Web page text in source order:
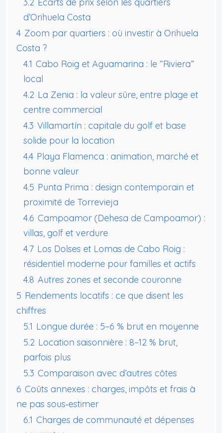
d’Orihuela Costa
4 Zoom par quartiers : où investir à Orihuela
Costa ?
4.1 Cabo Roig et Aguamarina : le “Riviera”
local
4.2 La Zenia : la valeur sûre, entre plage et
centre commercial
4.3 Villamartín : capitale du golf et base
solide pour la location
4.4 Playa Flamenca : animation, marché et
bonne valeur
4.5 Punta Prima : design contemporain et
proximité de Torrevieja
4.6 Campoamor (Dehesa de Campoamor) :
villas, golf et verdure
4.7 Los Dolses et Lomas de Cabo Roig :
résidentiel moderne pour familles et actifs
4.8 Autres zones et seconde couronne
5 Rendements locatifs : ce que disent les
chiffres
5.1 Longue durée : 5–6 % brut en moyenne
5.2 Location saisonnière : 8–12 % brut,
parfois plus
5.3 Comparaison avec d’autres côtes
6 Coûts annexes : charges, impôts et frais à
ne pas sous‑estimer
6.1 Charges de communauté et dépenses